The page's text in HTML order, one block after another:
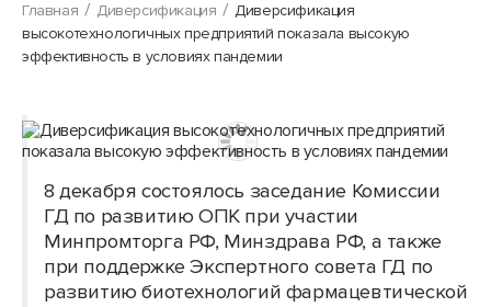
Главная Диверсификация
Диверсификация
высокотехнологичных предприятий показала высокую
эффективность в условиях пандемии
8 декабря состоялось заседание Комиссии
ГД по развитию ОПК при участии
Минпромторга РФ, Минздрава РФ, а также
при поддержке Экспертного совета ГД по
развитию биотехнологий фармацевтической